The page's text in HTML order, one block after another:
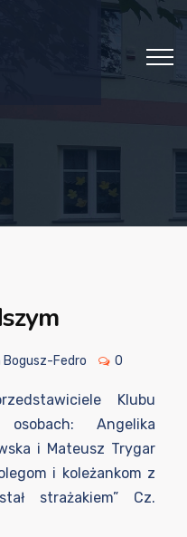
Bogusz-Fedro 0
Klubu
Angelika
i Mateusz Trygar
i koleżankom z
strażakiem” Cz.